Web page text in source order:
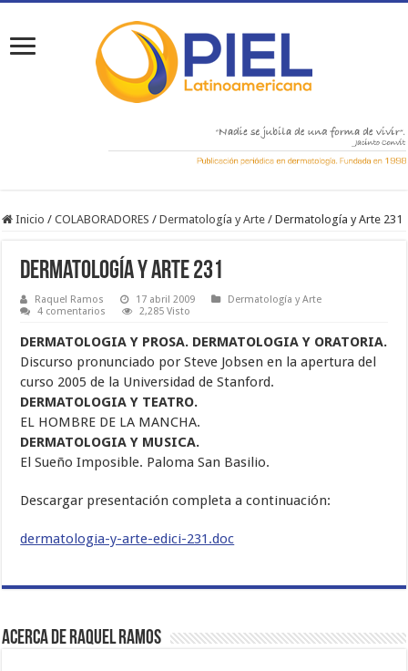
Inicio / COLABORADORES / Dermatología y Arte / Dermatología y Arte 231
Dermatología y Arte 231
Raquel Ramos 17 abril 2009
Dermatología y Arte
4 comentarios
2,285 Visto
DERMATOLOGIA Y PROSA. DERMATOLOGIA Y ORATORIA.
Discurso pronunciado por Steve Jobsen en la apertura del
curso 2005 de la Universidad de Stanford.
DERMATOLOGIA Y TEATRO.
EL HOMBRE DE LA MANCHA.
DERMATOLOGIA Y MUSICA.
El Sueño Imposible. Paloma San Basilio.
Descargar presentación completa a continuación:
dermatologia-y-arte-edici-231.doc
Acerca de Raquel Ramos